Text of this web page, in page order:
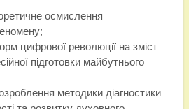
осмислення
цифрової революції на зміст
підготовки майбутнього
методики діагностики